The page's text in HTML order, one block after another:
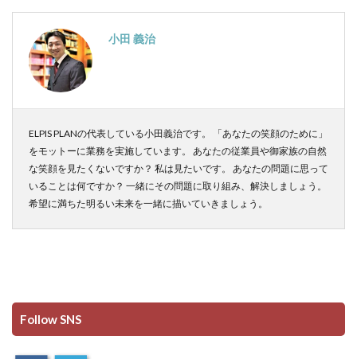
小田 義治
ELPIS PLANの代表している小田義治です。 「あなたの笑顔のために」
をモットーに業務を実施しています。 あなたの従業員や御家族の自然
な笑顔を見たくないですか？ 私は見たいです。 あなたの問題に思って
いることは何ですか？ 一緒にその問題に取り組み、解決しましょう。
希望に満ちた明るい未来を一緒に描いていきましょう。
Follow SNS